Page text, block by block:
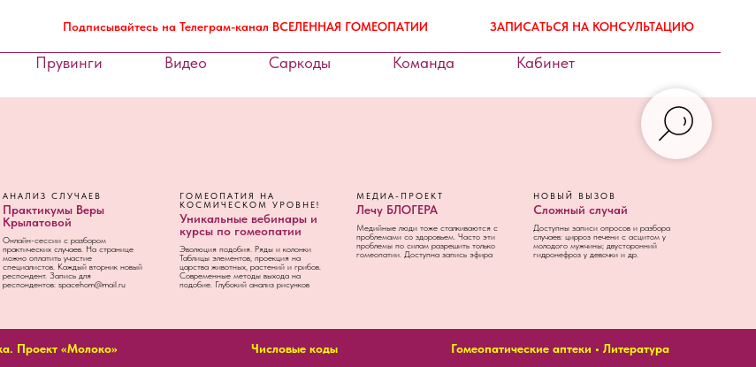
Подписывайтесь на Телеграм-канал ВСЕЛЕННАЯ ГОМЕОПАТИИ ЗАПИСАТЬСЯ НА КОНСУЛЬТАЦИЮ
Прувинги Видео Саркоды Команда Кабинет
АНАЛИЗ СЛУЧАЕВ
Практикумы Веры
Крылатовой
Онлайн-сессии с разбором
практических случаев. На странице
можно оплатить участие
специалистов. Каждый вторник новый
респондент. Запись для
респондентов: spacehom@mail.ru
ГОМЕОПАТИЯ НА
КОСМИЧЕСКОМ УРОВНЕ!
Уникальные вебинары и
курсы по гомеопатии
Эволюция подобия. Ряды и колонки
Таблицы элементов, проекция на
царства животных, растений и грибов.
Современные методы выхода на
подобие. Глубокий анализ рисунков
МЕДИА-ПРОЕКТ
Лечу БЛОГЕРА
Медийные люди тоже сталкиваются с
проблемами со здоровьем. Часто эти
проблемы по силам разрешить только
гомеопатии. Доступна запись эфира
НОВЫЙ ВЫЗОВ
Сложный случай
Доступны записи опросов и разбора
случаев: цирроз печени с асцитом у
молодого мужчины; двусторонний
гидронефроз у девочки и др.
Проект «Молоко» Числовые коды Гомеопатические аптеки • Литература